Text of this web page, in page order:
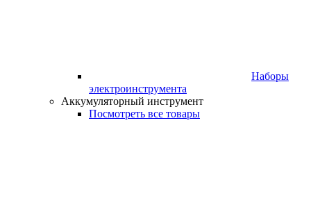
Наборы
электроинструмента
Аккумуляторный инструмент
Посмотреть все товары